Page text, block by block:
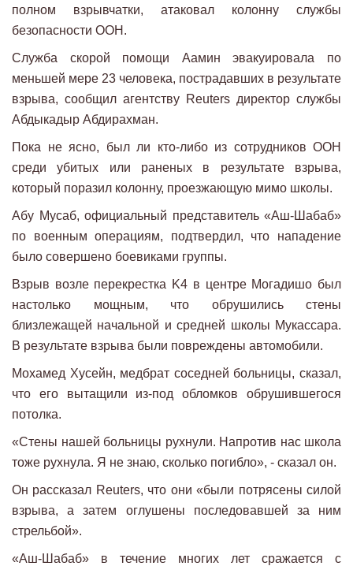
полном взрывчатки, атаковал колонну службы
безопасности ООН.
Служба скорой помощи Аамин эвакуировала по
меньшей мере 23 человека, пострадавших в результате
взрыва, сообщил агентству Reuters директор службы
Абдыкадыр Абдирахман.
Пока не ясно, был ли кто-либо из сотрудников ООН
среди убитых или раненых в результате взрыва,
который поразил колонну, проезжающую мимо школы.
Абу Мусаб, официальный представитель «Аш-Шабаб»
по военным операциям, подтвердил, что нападение
было совершено боевиками группы.
Взрыв возле перекрестка K4 в центре Могадишо был
настолько мощным, что обрушились стены
близлежащей начальной и средней школы Мукассара.
В результате взрыва были повреждены автомобили.
Мохамед Хусейн, медбрат соседней больницы, сказал,
что его вытащили из-под обломков обрушившегося
потолка.
«Стены нашей больницы рухнули. Напротив нас школа
тоже рухнула. Я не знаю, сколько погибло», - сказал он.
Он рассказал Reuters, что они «были потрясены силой
взрыва, а затем оглушены последовавшей за ним
стрельбой».
«Аш-Шабаб» в течение многих лет сражается с